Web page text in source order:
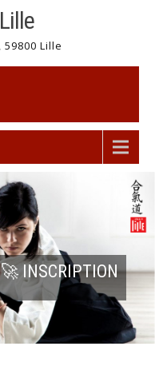
Lille
🚀 INSCRIPTION